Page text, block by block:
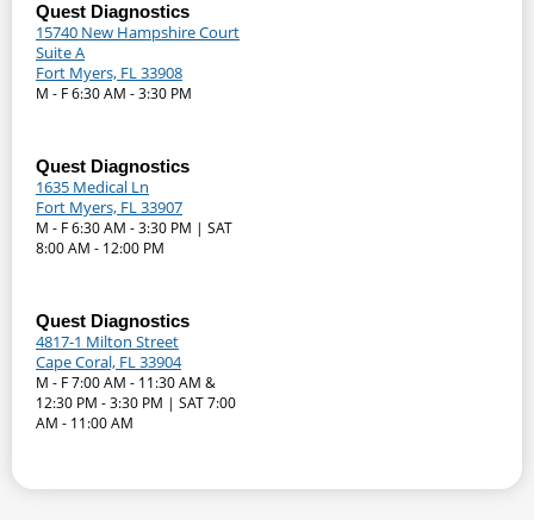
Quest Diagnostics
15740 New Hampshire Court
Suite A
Fort Myers, FL 33908
M - F 6:30 AM - 3:30 PM
Quest Diagnostics
1635 Medical Ln
Fort Myers, FL 33907
M - F 6:30 AM - 3:30 PM | SAT
8:00 AM - 12:00 PM
Quest Diagnostics
4817-1 Milton Street
Cape Coral, FL 33904
M - F 7:00 AM - 11:30 AM &
12:30 PM - 3:30 PM | SAT 7:00
AM - 11:00 AM